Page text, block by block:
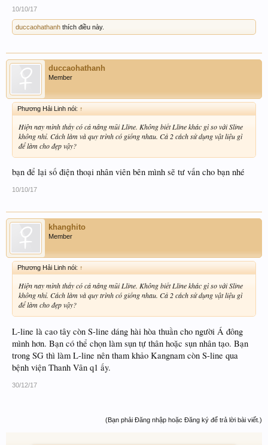
10/10/17
duccaohathanh thích điều này.
duccaohathanh
Member
Phương Hải Linh nói: ↑
Hiện nay mình thấy có cả nâng mũi Lline. Không biết Lline khác gì so với Sline
không nhỉ. Cách làm và quy trình có giống nhau. Cả 2 cách sử dụng vật liệu gì
để làm cho đẹp vậy?
bạn để lại số điện thoại nhân viên bên mình sẽ tư vấn cho bạn nhé
10/10/17
khanghito
Member
Phương Hải Linh nói: ↑
Hiện nay mình thấy có cả nâng mũi Lline. Không biết Lline khác gì so với Sline
không nhỉ. Cách làm và quy trình có giống nhau. Cả 2 cách sử dụng vật liệu gì
để làm cho đẹp vậy?
L-line là cao tây còn S-line dáng hài hòa thuần cho người Á đông
mình hơn. Bạn có thể chọn làm sụn tự thân hoặc sụn nhân tạo. Bạn
trong SG thì làm L-line nên tham khảo Kangnam còn S-line qua
bệnh viện Thanh Vân q1 ấy.
30/12/17
(Bạn phải Đăng nhập hoặc Đăng ký để trả lời bài viết.)